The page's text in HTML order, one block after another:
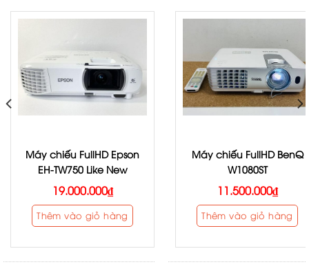
Máy chiếu FullHD Epson
EH-TW750 Like New
19.000.000₫
Thêm vào giỏ hàng
Máy chiếu FullHD BenQ
W1080ST
11.500.000₫
Thêm vào giỏ hàng